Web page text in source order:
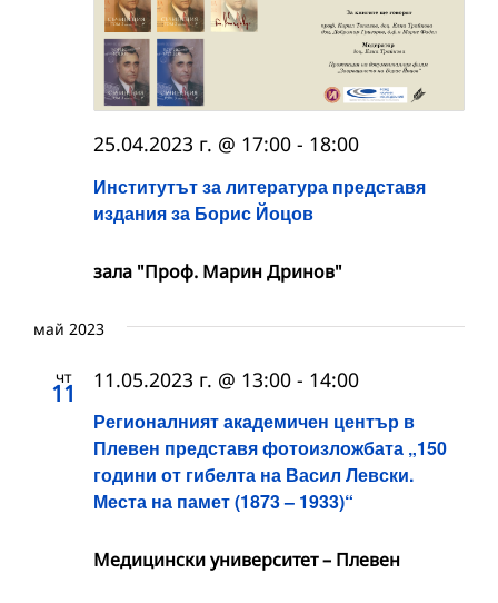
Институтът за литература представя
издания за Борис Йоцов
25.04.2023 г. @ 17:00 - 18:00
зала "Проф. Марин Дринов"
май 2023
чт
11
Регионалният академичен център в
Плевен представя фотоизложбата „150
години от гибелта на Васил Левски.
Места на памет (1873 – 1933)“
11.05.2023 г. @ 13:00 - 14:00
Медицински университет – Плевен